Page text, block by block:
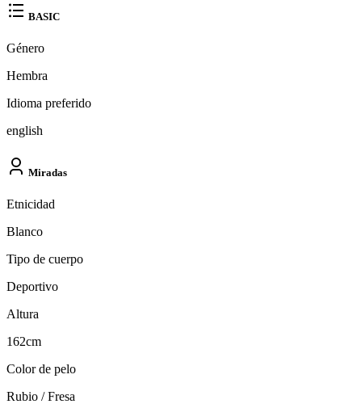
BASIC
Género
Hembra
Idioma preferido
english
Miradas
Etnicidad
Blanco
Tipo de cuerpo
Deportivo
Altura
162cm
Color de pelo
Rubio / Fresa